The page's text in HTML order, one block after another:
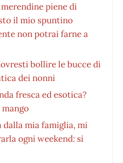
piene di
il mio spuntino
non potrai farne a
bollire le bucce di
dei nonni
fresca ed esotica?
mia famiglia, mi
ogni weekend: si